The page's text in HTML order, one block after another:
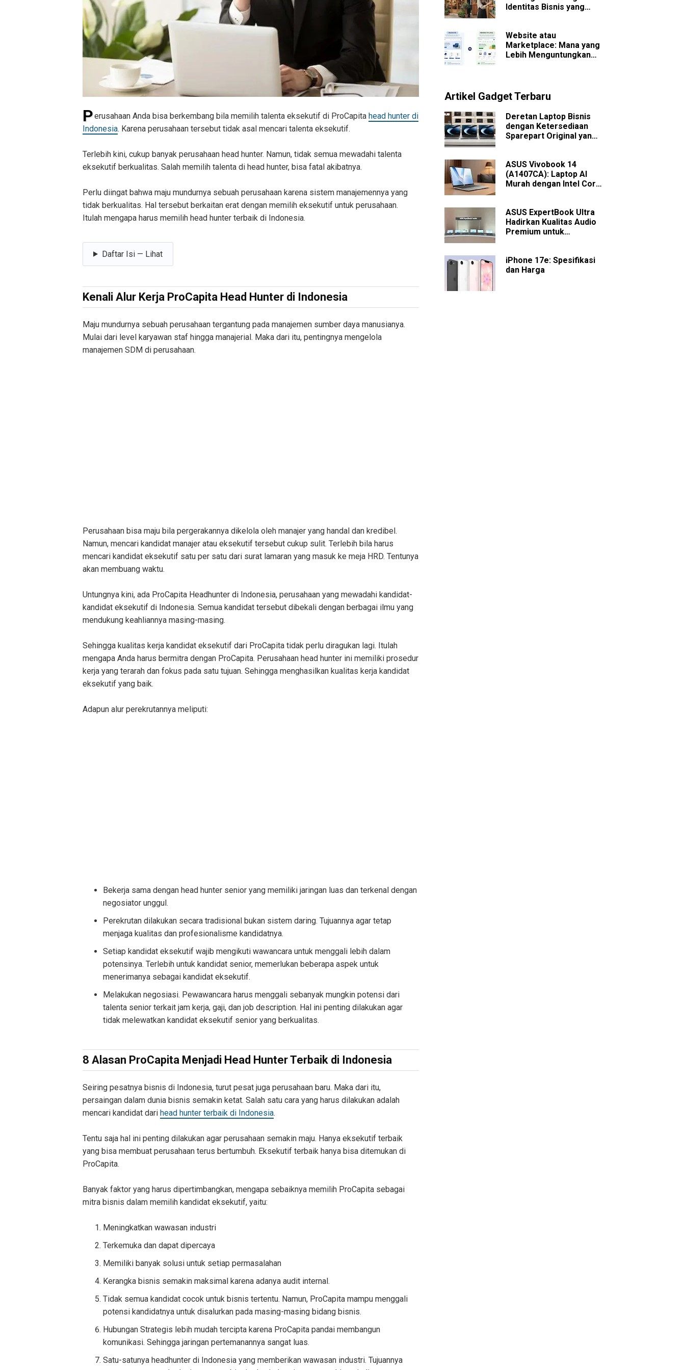
Perusahaan Anda bisa berkembang bila memilih talenta eksekutif di ProCapita head hunter di
Indonesia. Karena perusahaan tersebut tidak asal mencari talenta eksekutif.
Terlebih kini, cukup banyak perusahaan head hunter. Namun, tidak semua mewadahi talenta
eksekutif berkualitas. Salah memilih talenta di head hunter, bisa fatal akibatnya.
Perlu diingat bahwa maju mundurnya sebuah perusahaan karena sistem manajemennya yang
tidak berkualitas. Hal tersebut berkaitan erat dengan memilih eksekutif untuk perusahaan.
Itulah mengapa harus memilih head hunter terbaik di Indonesia.
Daftar Isi — Lihat
Kenali Alur Kerja ProCapita Head Hunter di Indonesia
Maju mundurnya sebuah perusahaan tergantung pada manajemen sumber daya manusianya.
Mulai dari level karyawan staf hingga manajerial. Maka dari itu, pentingnya mengelola
manajemen SDM di perusahaan.
Perusahaan bisa maju bila pergerakannya dikelola oleh manajer yang handal dan kredibel.
Namun, mencari kandidat manajer atau eksekutif tersebut cukup sulit. Terlebih bila harus
mencari kandidat eksekutif satu per satu dari surat lamaran yang masuk ke meja HRD. Tentunya
akan membuang waktu.
Untungnya kini, ada ProCapita Headhunter di Indonesia, perusahaan yang mewadahi kandidat-
kandidat eksekutif di Indonesia. Semua kandidat tersebut dibekali dengan berbagai ilmu yang
mendukung keahliannya masing-masing.
Sehingga kualitas kerja kandidat eksekutif dari ProCapita tidak perlu diragukan lagi. Itulah
mengapa Anda harus bermitra dengan ProCapita. Perusahaan head hunter ini memiliki prosedur
kerja yang terarah dan fokus pada satu tujuan. Sehingga menghasilkan kualitas kerja kandidat
eksekutif yang baik.
Adapun alur perekrutannya meliputi:
Bekerja sama dengan head hunter senior yang memiliki jaringan luas dan terkenal dengan
negosiator unggul.
Perekrutan dilakukan secara tradisional bukan sistem daring. Tujuannya agar tetap
menjaga kualitas dan profesionalisme kandidatnya.
Setiap kandidat eksekutif wajib mengikuti wawancara untuk menggali lebih dalam
potensinya. Terlebih untuk kandidat senior, memerlukan beberapa aspek untuk
menerimanya sebagai kandidat eksekutif.
Melakukan negosiasi. Pewawancara harus menggali sebanyak mungkin potensi dari
talenta senior terkait jam kerja, gaji, dan job description. Hal ini penting dilakukan agar
tidak melewatkan kandidat eksekutif senior yang berkualitas.
8 Alasan ProCapita Menjadi Head Hunter Terbaik di Indonesia
Seiring pesatnya bisnis di Indonesia, turut pesat juga perusahaan baru. Maka dari itu,
persaingan dalam dunia bisnis semakin ketat. Salah satu cara yang harus dilakukan adalah
mencari kandidat dari head hunter terbaik di Indonesia.
Tentu saja hal ini penting dilakukan agar perusahaan semakin maju. Hanya eksekutif terbaik
yang bisa membuat perusahaan terus bertumbuh. Eksekutif terbaik hanya bisa ditemukan di
ProCapita.
Banyak faktor yang harus dipertimbangkan, mengapa sebaiknya memilih ProCapita sebagai
mitra bisnis dalam memilih kandidat eksekutif, yaitu:
Meningkatkan wawasan industri
Terkemuka dan dapat dipercaya
Memiliki banyak solusi untuk setiap permasalahan
Kerangka bisnis semakin maksimal karena adanya audit internal.
Tidak semua kandidat cocok untuk bisnis tertentu. Namun, ProCapita mampu menggali
potensi kandidatnya untuk disalurkan pada masing-masing bidang bisnis.
Hubungan Strategis lebih mudah tercipta karena ProCapita pandai membangun
komunikasi. Sehingga jaringan pertemanannya sangat luas.
Satu-satunya headhunter di Indonesia yang memberikan wawasan industri. Tujuannya
Identitas Bisnis yang
Website atau
Marketplace: Mana yang
Lebih Menguntungkan
Artikel Gadget Terbaru
Deretan Laptop Bisnis
dengan Ketersediaan
Sparepart Original yang
ASUS Vivobook 14
(A1407CA): Laptop AI
Murah dengan Intel Core
ASUS ExpertBook Ultra
Hadirkan Kualitas Audio
Premium untuk
iPhone 17e: Spesifikasi
dan Harga